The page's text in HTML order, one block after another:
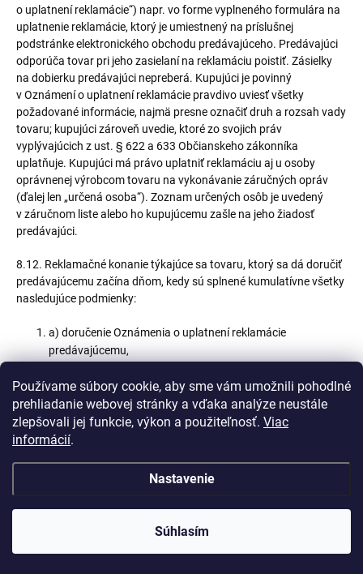
Používame súbory cookie, aby sme vám umožnili pohodlné
prehliadanie webovej stránky a vďaka analýze neustále
zlepšovali jej funkcie, výkon a použiteľnosť. Viac
informácií.
Nastavenie
Súhlasím
o uplatnení reklamácie“) napr. vo forme vyplneného formulára na
uplatnenie reklamácie, ktorý je umiestnený na príslušnej
podstránke elektronického obchodu predávajúceho. Predávajúci
odporúča tovar pri jeho zasielaní na reklamáciu poistiť. Zásielky
na dobierku predávajúci nepreberá. Kupujúci je povinný
v Oznámení o uplatnení reklamácie pravdivo uviesť všetky
požadované informácie, najmä presne označiť druh a rozsah vady
tovaru; kupujúci zároveň uvedie, ktoré zo svojich práv
vyplývajúcich z ust. § 622 a 633 Občianskeho zákonníka
uplatňuje. Kupujúci má právo uplatniť reklamáciu aj u osoby
oprávnenej výrobcom tovaru na vykonávanie záručných opráv
(ďalej len „určená osoba“). Zoznam určených osôb je uvedený
v záručnom liste alebo ho kupujúcemu zašle na jeho žiadosť
predávajúci.
8.12. Reklamačné konanie týkajúce sa tovaru, ktorý sa dá doručiť
predávajúcemu začína dňom, kedy sú splnené kumulatívne všetky
nasledujúce podmienky:
a) doručenie Oznámenia o uplatnení reklamácie
predávajúcemu,
predávajúcemu alebo určenej osobe,
c) doručenie prístupových kódov, hesiel a pod. k
reklamovanému tovaru predávajúcemu, ak sú tieto údaje
je okrem splnenia podmienok podľa bodov 8.12 písm. a) a c)
týchto reklamačných a obchodných podmienok povinný